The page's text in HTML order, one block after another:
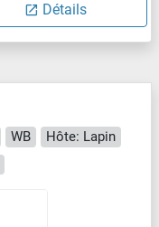
Détails
WB
Hôte: Lapin